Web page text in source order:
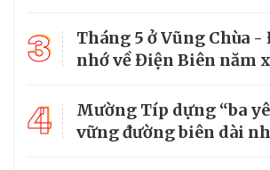
3
Tháng 5 ở Vũng Chùa -
nhớ về Điện Biên năm
4
Mường Típ dựng “ba
vững đường biên dài